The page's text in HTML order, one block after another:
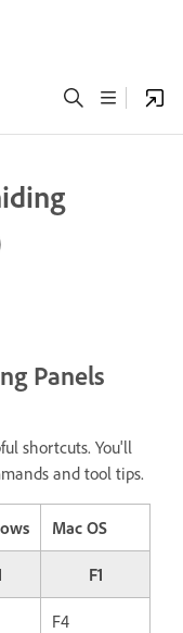
Panels
shortcuts. You'll
and tool tips.
Mac OS
F1
F4